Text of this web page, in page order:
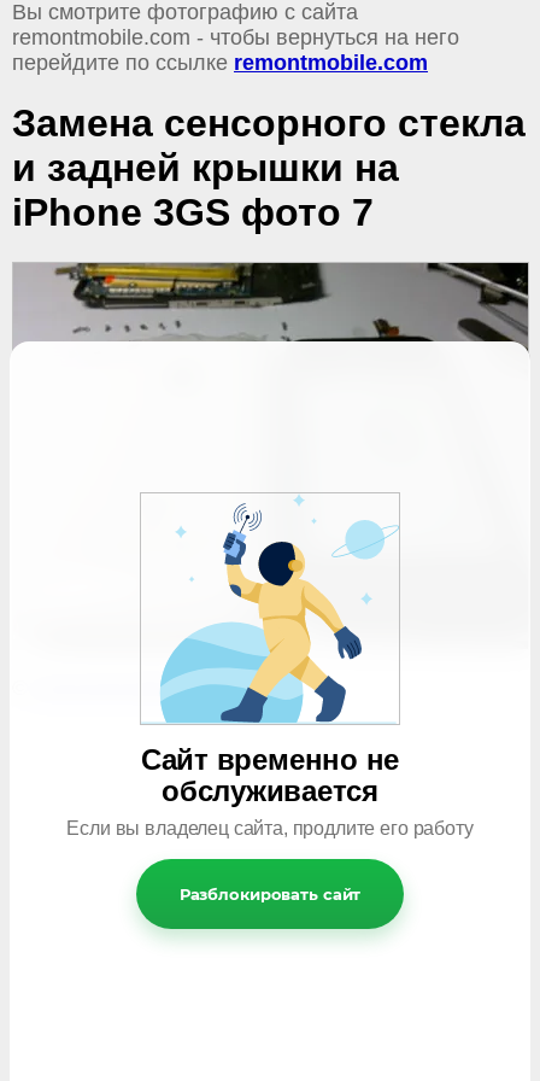
Вы смотрите фотографию с сайта
remontmobile.com - чтобы вернуться на него
перейдите по ссылке remontmobile.com
Замена сенсорного стекла
и задней крышки на
iPhone 3GS фото 7
remontmobile.com
Сайт временно не
обслуживается
Если вы владелец сайта, продлите его работу
Разблокировать сайт